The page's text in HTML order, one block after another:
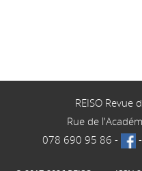
REISO Revue
Rue de
078 690 95 86 - -